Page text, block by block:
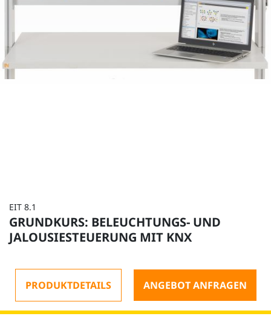
EIT 8.1
GRUNDKURS: BELEUCHTUNGS- UND
JALOUSIESTEUERUNG MIT KNX
PRODUKTDETAILS ANGEBOT ANFRAGEN